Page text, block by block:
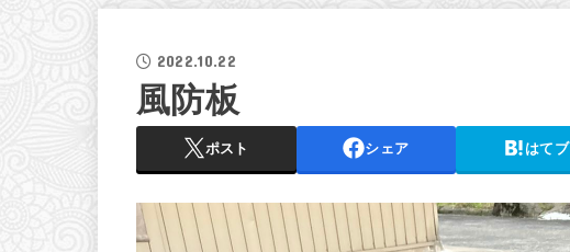
2022.10.22
風防板
ポスト シェア はてブ